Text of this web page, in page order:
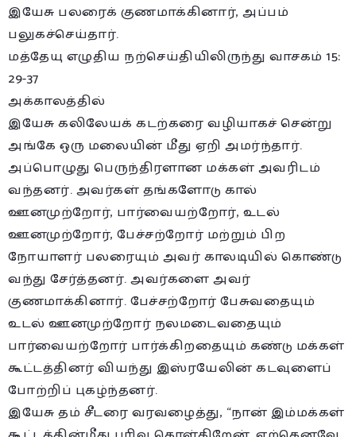
இயேசு பலரைக் குணமாக்கினார், அப்பம்
பலுகச்செய்தார்.
மத்தேயு எழுதிய நற்செய்தியிலிருந்து வாசகம் 15:
29-37
அக்காலத்தில்
இயேசு கலிலேயக் கடற்கரை வழியாகச் சென்று
அங்கே ஒரு மலையின் மீது ஏறி அமர்ந்தார்.
அப்பொழுது பெருந்திரளான மக்கள் அவரிடம்
வந்தனர். அவர்கள் தங்களோடு கால்
ஊனமுற்றோர், பார்வையற்றோர், உடல்
ஊனமுற்றோர், பேச்சற்றோர் மற்றும் பிற
நோயாளர் பலரையும் அவர் காலடியில் கொண்டு
வந்து சேர்த்தனர். அவர்களை அவர்
குணமாக்கினார். பேச்சற்றோர் பேசுவதையும்
உடல் ஊனமுற்றோர் நலமடைவதையும்
பார்வையற்றோர் பார்க்கிறதையும் கண்டு மக்கள்
கூட்டத்தினர் வியந்து இஸ்ரயேலின் கடவுளைப்
போற்றிப் புகழ்ந்தனர்.
இயேசு தம் சீடரை வரவழைத்து, “நான் இம்மக்கள்